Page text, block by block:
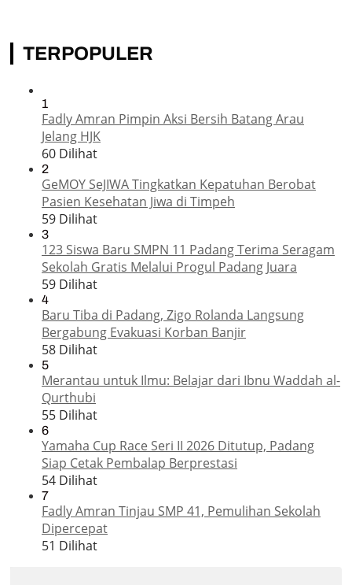
TERPOPULER
1
Fadly Amran Pimpin Aksi Bersih Batang Arau
Jelang HJK
60 Dilihat
2
GeMOY SeJIWA Tingkatkan Kepatuhan Berobat
Pasien Kesehatan Jiwa di Timpeh
59 Dilihat
3
123 Siswa Baru SMPN 11 Padang Terima Seragam
Sekolah Gratis Melalui Progul Padang Juara
59 Dilihat
4
Baru Tiba di Padang, Zigo Rolanda Langsung
Bergabung Evakuasi Korban Banjir
58 Dilihat
5
Merantau untuk Ilmu: Belajar dari Ibnu Waddah al-
Qurthubi
55 Dilihat
6
Yamaha Cup Race Seri II 2026 Ditutup, Padang
Siap Cetak Pembalap Berprestasi
54 Dilihat
7
Fadly Amran Tinjau SMP 41, Pemulihan Sekolah
Dipercepat
51 Dilihat